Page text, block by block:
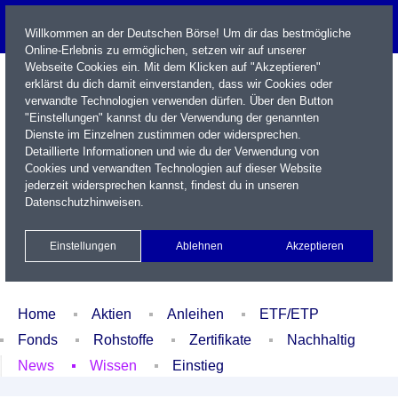
Name / WKN / ISIN / Kürzel
Xetra Realtime
Watchlist Portfolio Login
Home Aktien Anleihen
ETF/ETP
Fonds
Rohstoffe Zertifikate
Nachhaltig
News
Wissen Einstieg
Willkommen an der Deutschen Börse! Um dir das bestmögliche
Online-Erlebnis zu ermöglichen, setzen wir auf unserer
Webseite Cookies ein. Mit dem Klicken auf "Akzeptieren"
erklärst du dich damit einverstanden, dass wir Cookies oder
verwandte Technologien verwenden dürfen. Über den Button
"Einstellungen" kannst du der Verwendung der genannten
Dienste im Einzelnen zustimmen oder widersprechen.
Detaillierte Informationen und wie du der Verwendung von
Cookies und verwandten Technologien auf dieser Website
jederzeit widersprechen kannst, findest du in unseren
Datenschutzhinweisen.
Einstellungen Ablehnen Akzeptieren